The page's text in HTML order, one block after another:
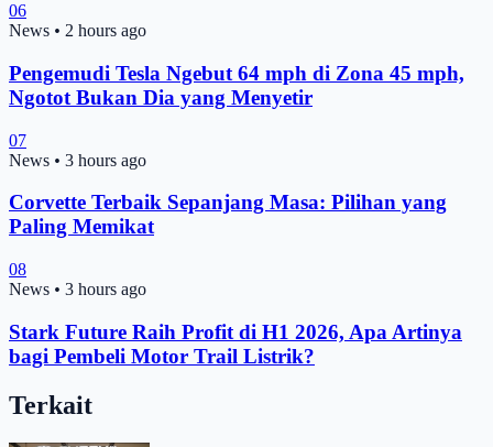
06
News • 2 hours ago
Pengemudi Tesla Ngebut 64 mph di Zona 45 mph,
Ngotot Bukan Dia yang Menyetir
07
News • 3 hours ago
Corvette Terbaik Sepanjang Masa: Pilihan yang
Paling Memikat
08
News • 3 hours ago
Stark Future Raih Profit di H1 2026, Apa Artinya
bagi Pembeli Motor Trail Listrik?
Terkait